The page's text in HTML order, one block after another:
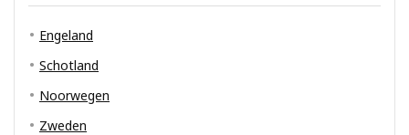
Engeland
Schotland
Noorwegen
Zweden